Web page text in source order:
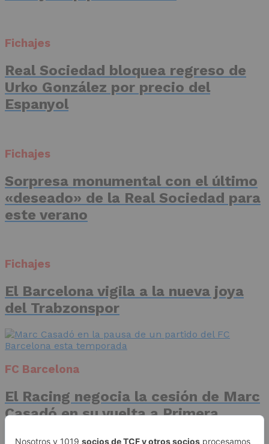
Fichajes
Real Sociedad bloquea regreso de
Urko González por precio del
Espanyol
Fichajes
Sorpresa monumental con el último
«deseado» de la Real Sociedad para
este verano
Fichajes
El Barcelona vigila a la nueva joya
del Trabzonspor
FC Barcelona
El Racing negocia la cesión de Marc
Casadó en su vuelta a Primera